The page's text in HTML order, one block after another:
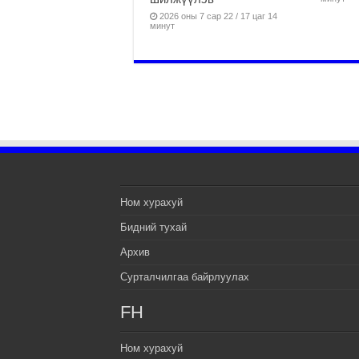
2026 оны 7 сар 22 / 17 цаг 14
минут
Ном хурахуй
Бидний тухай
Архив
Сурталчилгаа байрлуулах
FH
Ном хурахуй